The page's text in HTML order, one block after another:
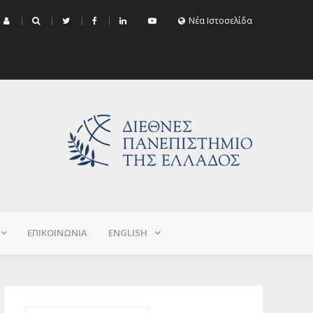
Εξεταστικής Σεπτεμβρίου 2026 (Χειμερινό+Εαρινό 2025-2026)
Νέα Ιστοσελίδα
ΕΠΙΚΟΙΝΩΝΙΑ ΕNGLISH